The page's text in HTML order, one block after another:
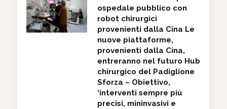
ospedale pubblico con
robot chirurgici
provenienti dalla Cina Le
nuove piattaforme,
provenienti dalla Cina,
entreranno nel futuro Hub
chirurgico del Padiglione
Sforza – Obiettivo,
‘interventi sempre più
precisi, mininvasivi e